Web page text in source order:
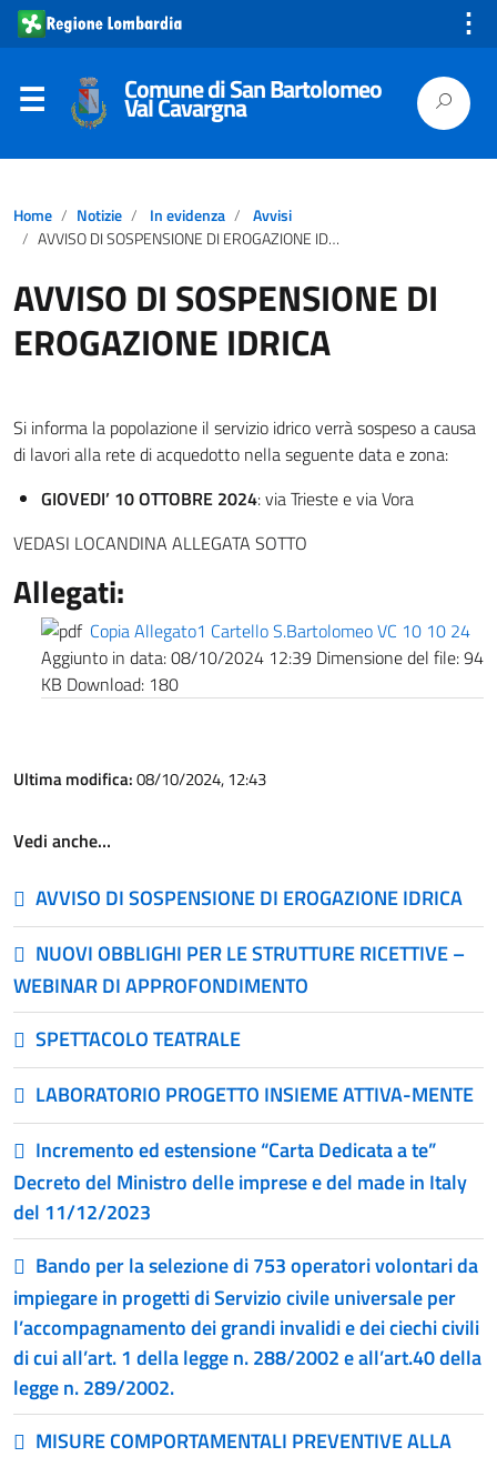
⋮
Comune di San Bartolomeo
Val Cavargna
Home Notizie In evidenza
Avvisi
AVVISO DI SOSPENSIONE DI EROGAZIONE IDRICA
AVVISO DI SOSPENSIONE DI
EROGAZIONE IDRICA
Si informa la popolazione il servizio idrico verrà sospeso a causa
di lavori alla rete di acquedotto nella seguente data e zona:
GIOVEDI’ 10 OTTOBRE 2024: via Trieste e via Vora
VEDASI LOCANDINA ALLEGATA SOTTO
Allegati:
Copia Allegato1 Cartello S.Bartolomeo VC 10 10 24
Aggiunto in data:08/10/2024 12:39 Dimensione del file:94
KB Download: 180
Ultima modifica:08/10/2024, 12:43
Vedi anche…
AVVISO DI SOSPENSIONE DI EROGAZIONE IDRICA
NUOVI OBBLIGHI PER LE STRUTTURE RICETTIVE –
WEBINAR DI APPROFONDIMENTO
SPETTACOLO TEATRALE
LABORATORIO PROGETTO INSIEME ATTIVA-MENTE
Incremento ed estensione “Carta Dedicata a te”
Decreto del Ministro delle imprese e del made in Italy
del 11/12/2023
Bando per la selezione di 753 operatori volontari da
impiegare in progetti di Servizio civile universale per
l’accompagnamento dei grandi invalidi e dei ciechi civili
di cui all’art. 1 della legge n. 288/2002 e all’art.40 della
legge n. 289/2002.
MISURE COMPORTAMENTALI PREVENTIVE ALLA